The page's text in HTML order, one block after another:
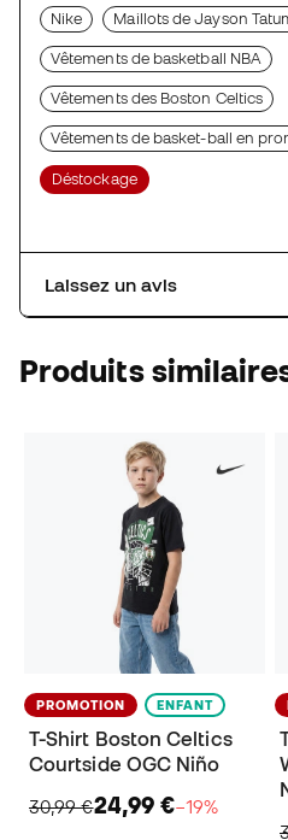
Nike Maillots de Jayson
Vêtements de basketball NBA
Vêtements des Boston Celtics
Vêtements de basket-ball en
Déstockage
Laissez un avis
Produits
PROMOTION ENFANT
T-Shirt Boston Celtics
Courtside OGC Niño
30,99 €24,99 €−19%